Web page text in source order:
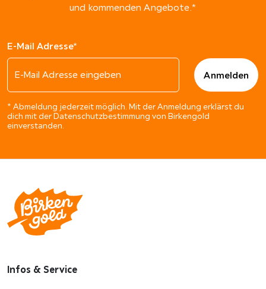
und kommenden Angebote.*
E-Mail Adresse*
* Abmeldung jederzeit möglich. Mit der Anmeldung erklärst du
dich mit der Datenschutzbestimmung von Birkengold
einverstanden.
Infos & Service